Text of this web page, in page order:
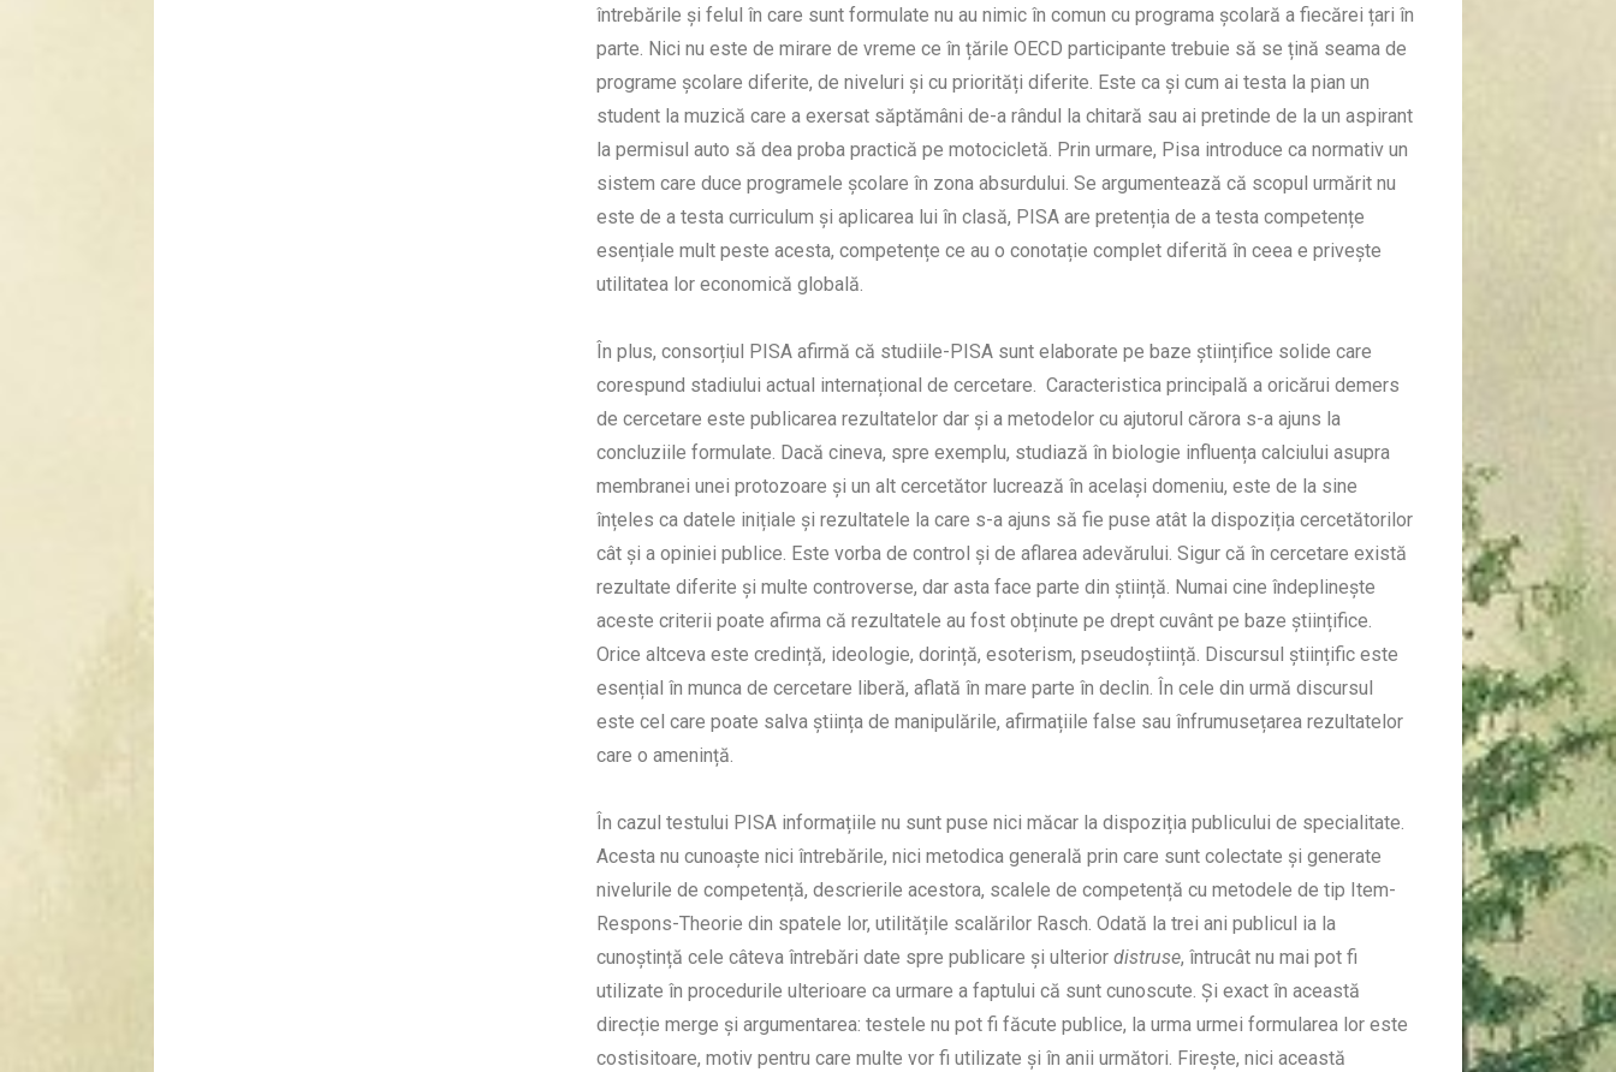
întrebările și felul în care sunt formulate nu au nimic în comun cu programa școlară a fiecărei țari în
parte. Nici nu este de mirare de vreme ce în țările OECD participante trebuie să se țină seama de
programe școlare diferite, de niveluri și cu priorități diferite. Este ca și cum ai testa la pian un
student la muzică care a exersat săptămâni de-a rândul la chitară sau ai pretinde de la un aspirant
la permisul auto să dea proba practică pe motocicletă. Prin urmare, Pisa introduce ca normativ un
sistem care duce programele școlare în zona absurdului. Se argumentează că scopul urmărit nu
este de a testa curriculum și aplicarea lui în clasă, PISA are pretenția de a testa competențe
esențiale mult peste acesta, competențe ce au o conotație complet diferită în ceea e privește
utilitatea lor economică globală.
În plus, consorțiul PISA afirmă că studiile-PISA sunt elaborate pe baze științifice solide care
corespund stadiului actual internațional de cercetare. Caracteristica principală a oricărui demers
de cercetare este publicarea rezultatelor dar și a metodelor cu ajutorul cărora s-a ajuns la
concluziile formulate. Dacă cineva, spre exemplu, studiază în biologie influența calciului asupra
membranei unei protozoare și un alt cercetător lucrează în același domeniu, este de la sine
înțeles ca datele inițiale și rezultatele la care s-a ajuns să fie puse atât la dispoziția cercetătorilor
cât și a opiniei publice. Este vorba de control și de aflarea adevărului. Sigur că în cercetare există
rezultate diferite și multe controverse, dar asta face parte din știință. Numai cine îndeplinește
aceste criterii poate afirma că rezultatele au fost obținute pe drept cuvânt pe baze științifice.
Orice altceva este credință, ideologie, dorință, esoterism, pseudoștiință. Discursul științific este
esențial în munca de cercetare liberă, aflată în mare parte în declin. În cele din urmă discursul
este cel care poate salva știința de manipulările, afirmațiile false sau înfrumusețarea rezultatelor
care o amenință.
În cazul testului PISA informațiile nu sunt puse nici măcar la dispoziția publicului de specialitate.
Acesta nu cunoaște nici întrebările, nici metodica generală prin care sunt colectate și generate
nivelurile de competență, descrierile acestora, scalele de competență cu metodele de tip Item-
Respons-Theorie din spatele lor, utilitățile scalărilor Rasch. Odată la trei ani publicul ia la
cunoștință cele câteva întrebări date spre publicare și ulteriordistruse, întrucât nu mai pot fi
utilizate în procedurile ulterioare ca urmare a faptului că sunt cunoscute. Și exact în această
direcție merge și argumentarea: testele nu pot fi făcute publice, la urma urmei formularea lor este
costisitoare, motiv pentru care multe vor fi utilizate și în anii următori. Firește, nici această